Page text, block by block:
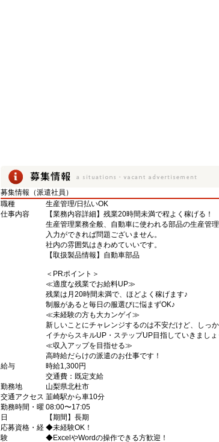
募集情報（派遣社員）
職種
生産管理/日払いOK
仕事内容
【業務内容詳細】残業20時間未満で程よく稼げる！
生産管理業務全般、自動車に使われる部品の生産管理
入力ができれば問題ございません。
社内の雰囲気はきわめていいです。
【取扱製品情報】自動車部品
＜PRポイント＞
≪適度な残業でお給料UP≫
残業は月20時間未満で、ほどよく稼げます♪
制服があると毎日の服選びに悩まずOK♪
≪未経験の方も大カンゲイ≫
新しいことにチャレンジするのは不安だけど、しっ
イチからスキルUP・ステップUP目指していきましょ
≪収入アップを目指せる≫
高時給だらけの派遣のお仕事です！
給与
時給1,300円
交通費：既定支給
勤務地
山梨県北杜市
交通アクセス 韮崎駅から車10分
勤務時間・曜
日
08:00〜17:05
【期間】長期
応募資格・経
験
◆未経験OK！
◆ExcelやWordの操作できる方歓迎！